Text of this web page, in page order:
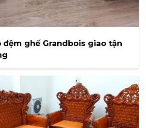
đệm ghế Grandbois giao tận